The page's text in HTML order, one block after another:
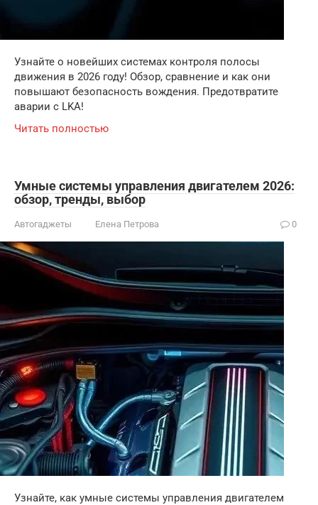
Узнайте о новейших системах контроля полосы
движения в 2026 году! Обзор, сравнение и как они
повышают безопасность вождения. Предотвратите
аварии с LKA!
Читать полностью
Умные системы управления двигателем 2026:
обзор, тренды, выбор
Автогаджеты Елена Петрова 0
Узнайте, как умные системы управления двигателем